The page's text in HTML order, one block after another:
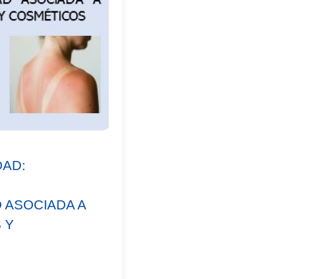
ASOCIADA A
Y